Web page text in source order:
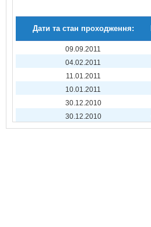
Дати та стан проходження:
09.09.2011
04.02.2011
11.01.2011
10.01.2011
30.12.2010
30.12.2010